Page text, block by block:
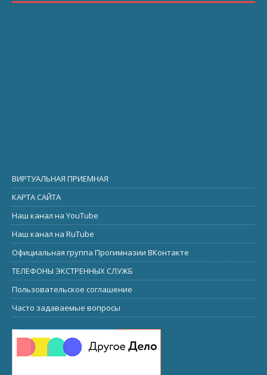
ВИРТУАЛЬНАЯ ПРИЕМНАЯ
КАРТА САЙТА
Наш канал на YouTube
Наш канал на RuTube
Официальная группа Прогимназии ВКонтакте
ТЕЛЕФОНЫ ЭКСТРЕННЫХ СЛУЖБ
Пользовательское соглашение
Часто задаваемые вопросы